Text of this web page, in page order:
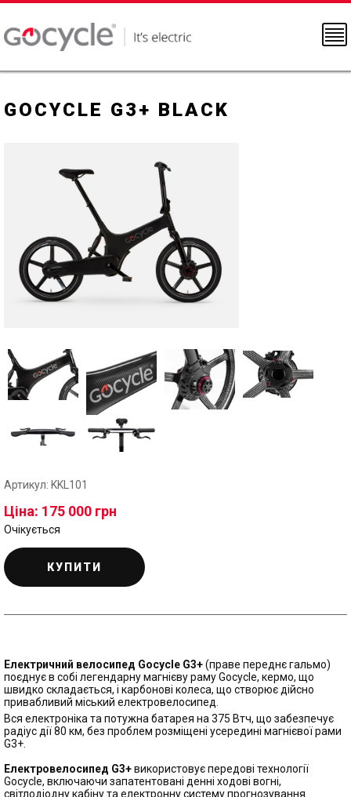
GOCYCLE G3+ BLACK
Артикул: KKL101
Ціна: 175 000 грн
Очікується
КУПИТИ
Електричний велосипед Gocycle G3+(праве переднє гальмо)
поєднує в собі легендарну магнієву раму Gocycle, кермо, що
швидко складається, і карбонові колеса, що створює дійсно
привабливий міський електровелосипед.
Вся електроніка та потужна батарея на 375 Втч, що забезпечує
радіус дії 80 км, без проблем розміщені усередині магнієвої рами
G3+.
Електровелосипед G3+використовує передові технології
Gocycle, включаючи запатентовані денні ходові вогні,
світлодіодну кабіну та електронну систему прогнозування